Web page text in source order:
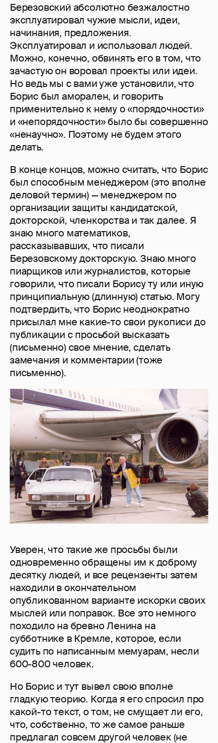
Березовский абсолютно безжалостно
эксплуатировал чужие мысли, идеи,
начинания, предложения.
Эксплуатировал и использовал людей.
Можно, конечно, обвинять его в том, что
зачастую он воровал проекты или идеи.
Но ведь мы с вами уже установили, что
Борис был аморален, и говорить
применительно к нему о «порядочности»
и «непорядочности» было бы совершенно
«ненаучно». Поэтому не будем этого
делать.
В конце концов, можно считать, что Борис
был способным менеджером (это вполне
деловой термин) — менеджером по
организации защиты кандидатской,
докторской, членкорства и так далее. Я
знаю много математиков,
рассказывавших, что писали
Березовскому докторскую. Знаю много
пиарщиков или журналистов, которые
говорили, что писали Борису ту или иную
принципиальную (длинную) статью. Могу
подтвердить, что Борис неоднократно
присылал мне какие-то свои рукописи до
публикации с просьбой высказать
(письменно) свое мнение, сделать
замечания и комментарии (тоже
письменно).
Уверен, что такие же просьбы были
одновременно обращены им к доброму
десятку людей, и все рецензенты затем
находили в окончательном
опубликованном варианте искорки своих
мыслей или поправок. Все это немного
походило на бревно Ленина на
субботнике в Кремле, которое, если
судить по написанным мемуарам, несли
600-800 человек.
Но Борис и тут вывел свою вполне
гладкую теорию. Когда я его спросил про
какой-то текст, о том, не смущает ли его,
что, собственно, то же самое раньше
предлагал совсем другой человек (не